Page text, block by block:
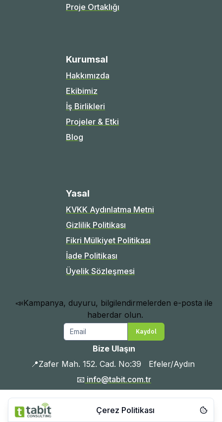
Proje Ortaklığı
Kurumsal
Hakkımızda
Ekibimiz
İş Birlikleri
Projeler & Etki
Blog
Yasal
KVKK Aydınlatma Metni
Gizlilik Politikası
Fikri Mülkiyet Politikası
İade Politikası
Üyelik Sözleşmesi
📣Kampanya, duyuru, bilgilendirmelerden e-posta ile
haberdar olun.
Email
Kaydol
Bize Ulaşın
📍Zafer Mah. 152. Cad. No:39   Efeler/Aydın
📧 info@tabit.com.tr
🕒 Hafta içi 09:00 – 18:00
Çerez Politikası